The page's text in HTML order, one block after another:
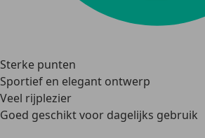
Sterke punten
Sportief en elegant ontwerp
Veel rijplezier
Goed geschikt voor dagelijks gebruik